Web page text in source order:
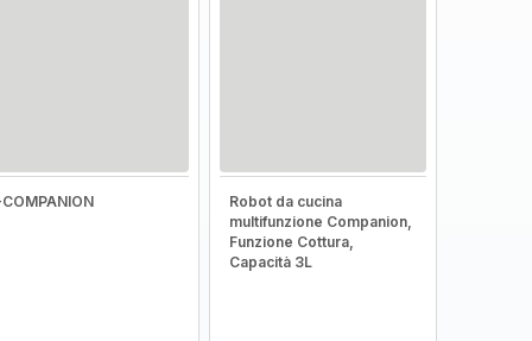
Robot da cucina
multifunzione Companion,
Funzione Cottura,
Capacità 3L